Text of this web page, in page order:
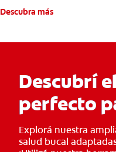
Descubra más
Descubrí
perfecto
Explorá nuestra
salud bucal